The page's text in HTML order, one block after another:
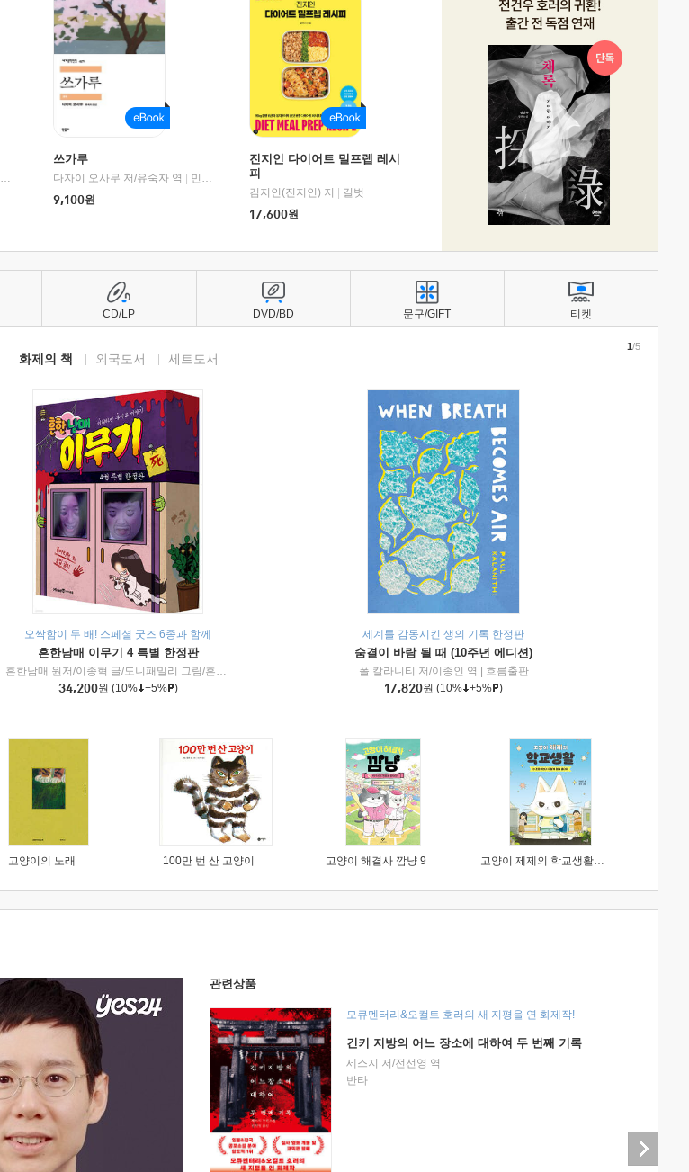
제이미 러시,톰 올릭,스테파니 플랜더스 편저/임경은 역/박정호 감수 |
교보문고
쓰가루
다자이 오사무 저/유숙자 역
민음사
9,100원
진지인 다이어트 밀프렙 레시
피
김지인(진지인) 저
길벗
17,600원
화제의 책 외국도서 세트도서
오싹함이 두 배! 스페셜 굿즈 6종과 함께
흔한남매 이무기 4 특별 한정판
흔한남매 원저/이종혁 글/도니패밀리 그림/흔한컴퍼니 감수
미래엔아이세움
34,200원 (10% +5% )
세계를 감동시킨 생의 기록 한정판
숨결이 바람 될 때 (10주년 에디션)
폴 칼라니티 저/이종인 역
흐름출판
17,820원 (10% +5% )
1/5
고양이의 노래 100만 번 산 고양이 고양이 해결사 깜냥 9 고양이 제제의 학교생활 1 : 초등학생이 이렇게 힘들 줄이야
CD/LP DVD/BD 문구/GIFT 티켓
관련상품
모큐멘터리&오컬트 호러의 새 지평을 연 화제작!
긴키 지방의 어느 장소에 대하여 두 번째 기록
세스지 저/전선영 역
반타